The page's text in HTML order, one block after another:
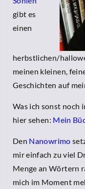
gibt es
einen
herbstlichen/
meinen kleinen,
Geschichten auf
Was ich sonst noch
hier sehen: Mein
Den Nanowrimo
mir einfach zu viel
Menge an Wörtern
mich im Moment